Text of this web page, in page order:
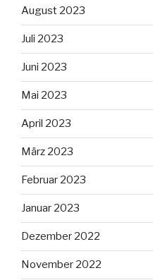
August 2023
Juli 2023
Juni 2023
Mai 2023
April 2023
März 2023
Februar 2023
Januar 2023
Dezember 2022
November 2022